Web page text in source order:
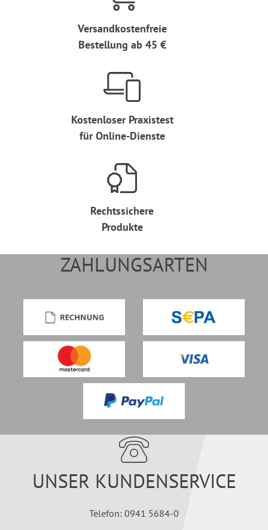
Versandkostenfreie
Bestellung ab 45 €
Kostenloser Praxistest
für Online-Dienste
Rechtssichere
Produkte
ZAHLUNGSARTEN
UNSER KUNDENSERVICE
Telefon: 0941 5684-0